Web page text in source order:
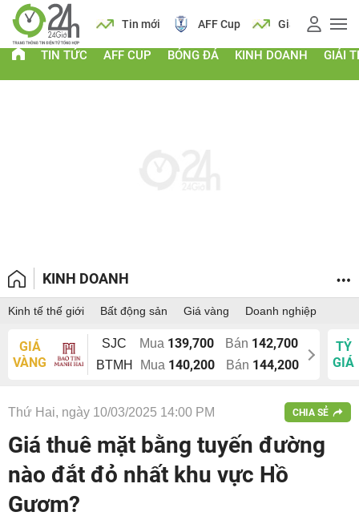
Lịch Tin mới AFF Cup Giá vàng
TIN TỨC AFF CUP BÓNG ĐÁ KINH DOANH GIẢI
KINH DOANH
Kinh tế thế giới Bất động sản Giá vàng Doanh nghiệp
GIÁ
VÀNG
SJC Mua 139,700 Bán 142,700
BTMH Mua 140,200 Bán 144,200
TỶ
GIÁ
Thứ Hai, ngày 10/03/2025 14:00 PM CHIA SẺ
Giá thuê mặt bằng tuyến đường
nào đắt đỏ nhất khu vực Hồ
Gươm?